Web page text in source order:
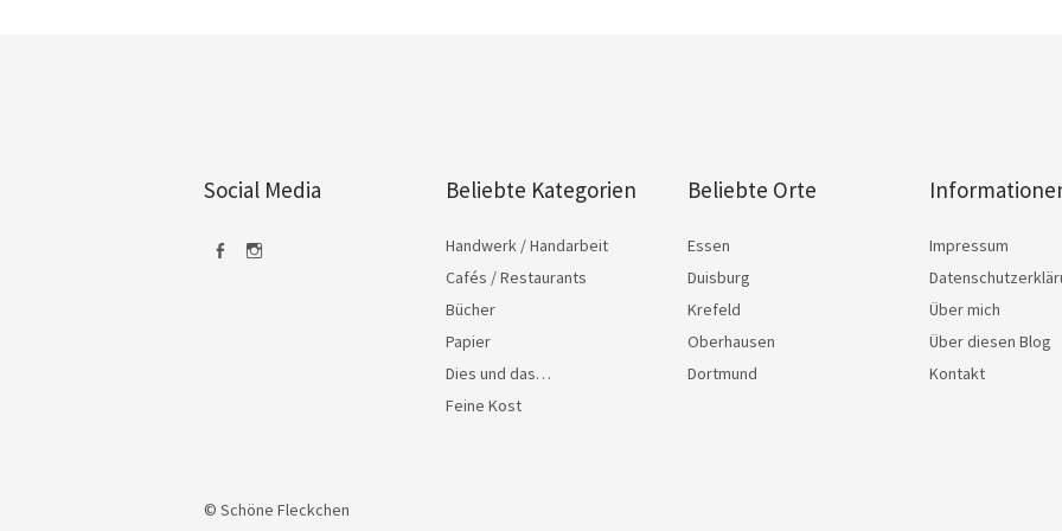
Social Media Beliebte Kategorien
Handwerk / Handarbeit
Cafés / Restaurants
Bücher
Papier
Dies und das…
Feine Kost
Beliebte Orte
Essen
Duisburg
Krefeld
Oberhausen
Dortmund
Impressum
Über mich
Über diesen Blog
Kontakt
© Schöne Fleckchen